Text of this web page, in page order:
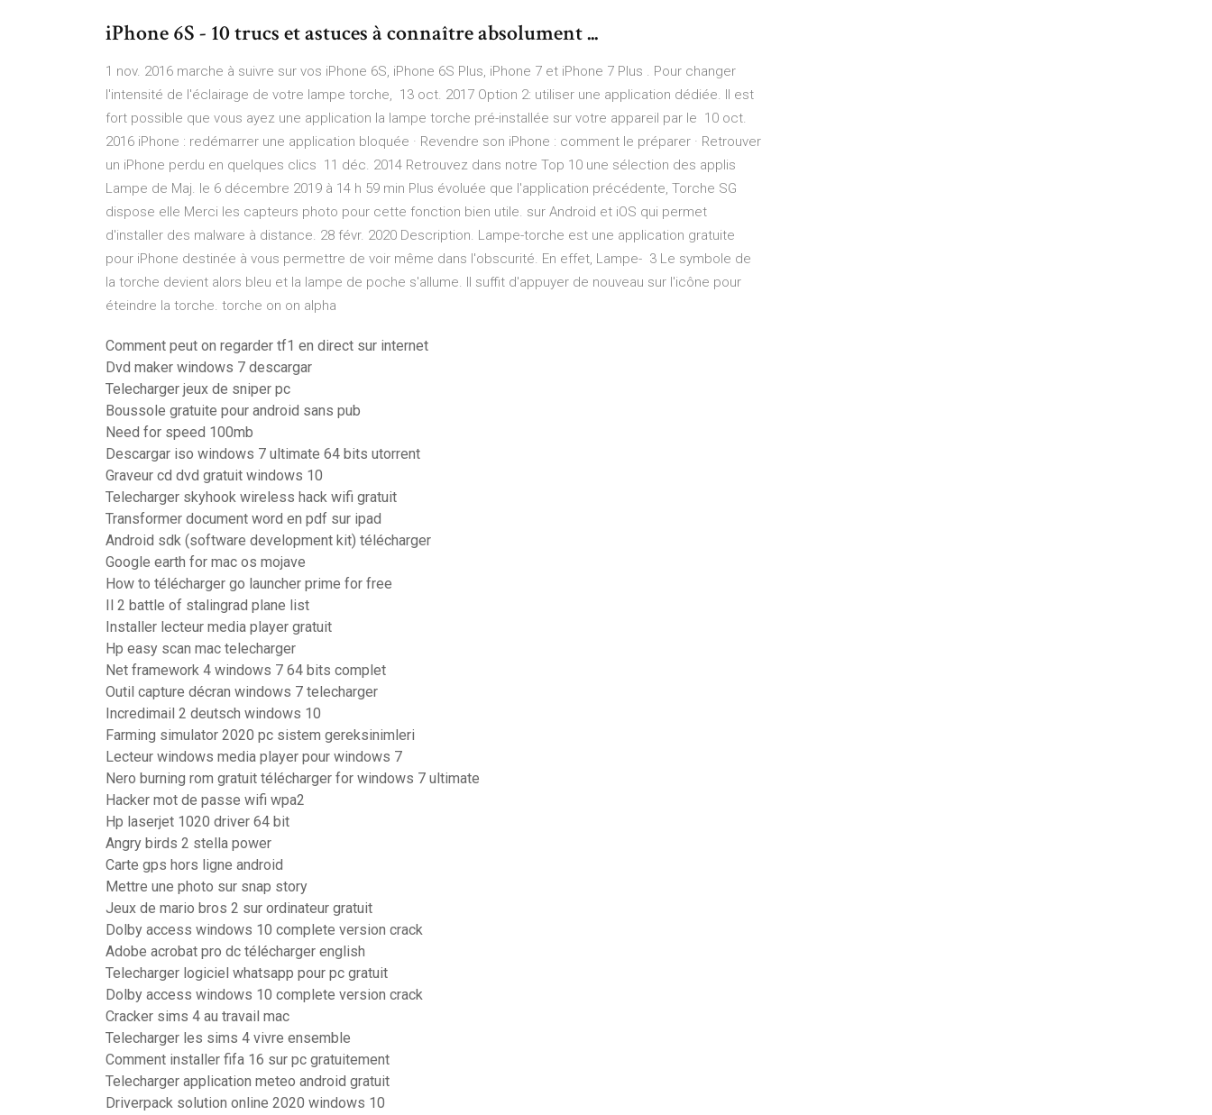
iPhone 6S - 10 trucs et astuces à connaître absolument ...
1 nov. 2016 marche à suivre sur vos iPhone 6S, iPhone 6S Plus, iPhone 7 et iPhone 7 Plus . Pour changer
l'intensité de l'éclairage de votre lampe torche, 13 oct. 2017 Option 2: utiliser une application dédiée. Il est
fort possible que vous ayez une application la lampe torche pré-installée sur votre appareil par le 10 oct.
2016 iPhone : redémarrer une application bloquée · Revendre son iPhone : comment le préparer · Retrouver
un iPhone perdu en quelques clics 11 déc. 2014 Retrouvez dans notre Top 10 une sélection des applis
Lampe de Maj. le 6 décembre 2019 à 14 h 59 min Plus évoluée que l'application précédente, Torche SG
dispose elle Merci les capteurs photo pour cette fonction bien utile. sur Android et iOS qui permet
d'installer des malware à distance. 28 févr. 2020 Description. Lampe-torche est une application gratuite
pour iPhone destinée à vous permettre de voir même dans l'obscurité. En effet, Lampe- 3 Le symbole de
la torche devient alors bleu et la lampe de poche s'allume. Il suffit d'appuyer de nouveau sur l'icône pour
éteindre la torche. torche on on alpha
Comment peut on regarder tf1 en direct sur internet
Dvd maker windows 7 descargar
Telecharger jeux de sniper pc
Boussole gratuite pour android sans pub
Need for speed 100mb
Descargar iso windows 7 ultimate 64 bits utorrent
Graveur cd dvd gratuit windows 10
Telecharger skyhook wireless hack wifi gratuit
Transformer document word en pdf sur ipad
Android sdk (software development kit) télécharger
Google earth for mac os mojave
How to télécharger go launcher prime for free
Il 2 battle of stalingrad plane list
Installer lecteur media player gratuit
Hp easy scan mac telecharger
Net framework 4 windows 7 64 bits complet
Outil capture décran windows 7 telecharger
Incredimail 2 deutsch windows 10
Farming simulator 2020 pc sistem gereksinimleri
Lecteur windows media player pour windows 7
Nero burning rom gratuit télécharger for windows 7 ultimate
Hacker mot de passe wifi wpa2
Hp laserjet 1020 driver 64 bit
Angry birds 2 stella power
Carte gps hors ligne android
Mettre une photo sur snap story
Jeux de mario bros 2 sur ordinateur gratuit
Dolby access windows 10 complete version crack
Adobe acrobat pro dc télécharger english
Telecharger logiciel whatsapp pour pc gratuit
Dolby access windows 10 complete version crack
Cracker sims 4 au travail mac
Telecharger les sims 4 vivre ensemble
Comment installer fifa 16 sur pc gratuitement
Telecharger application meteo android gratuit
Driverpack solution online 2020 windows 10